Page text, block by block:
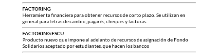
FACTORING
Herramienta financiera para obtener recursos de corto plazo. Se utilizan en
general para letras de cambio, pagarés, cheques y facturas.
FACTORING FSCU
Producto nuevo que impone al adelanto de recursos de asignación de Fondo
Solidarios aceptado por estudiantes, que hacen los bancos